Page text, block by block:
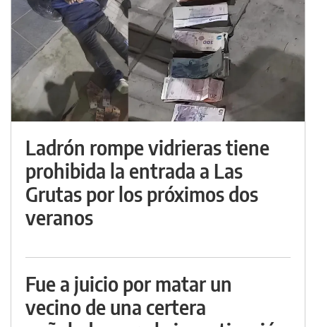
Ladrón rompe vidrieras tiene
prohibida la entrada a Las
Grutas por los próximos dos
veranos
Fue a juicio por matar un
vecino de una certera